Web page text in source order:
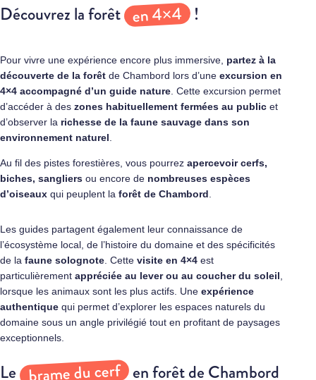
Découvrez la forêt en 4×4 !
Pour vivre une expérience encore plus immersive, partez à la
découverte de la forêt de Chambord lors d’une excursion en
4×4 accompagné d’un guide nature . Cette excursion permet
d’accéder à des zones habituellement fermées au public et
d’observer la richesse de la faune sauvage dans son
environnement naturel
Au fil des pistes forestières, vous pourrez apercevoir cerfs,
biches, sangliers ou encore de nombreuses espèces
d’oiseaux qui peuplent la forêt de Chambord
Les guides partagent également leur connaissance de
l’écosystème local, de l’histoire du domaine et des spécificités
de la faune solognote . Cette visite en 4×4 est
particulièrement appréciée au lever ou au coucher du soleil
lorsque les animaux sont les plus actifs. Une expérience
authentique qui permet d’explorer les espaces naturels du
domaine sous un angle privilégié tout en profitant de paysages
exceptionnels.
Le brame du cerf en forêt de Chambord